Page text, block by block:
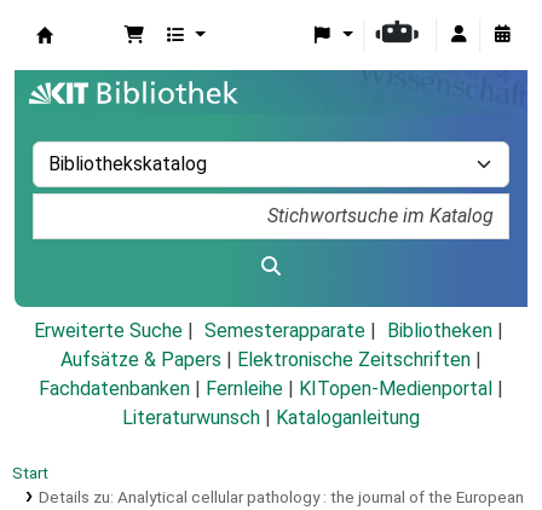
Erweiterte Suche Semesterapparate
Bibliotheken
Aufsätze & Papers
Elektronische Zeitschriften
Fachdatenbanken
Fernleihe KITopen-Medienportal
Literaturwunsch
Kataloganleitung
Start
Details zu: Analytical cellular pathology : the journal of the European